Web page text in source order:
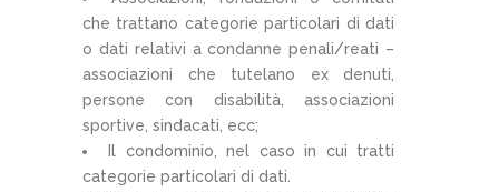
che trattano categorie particolari di dati
o dati relativi a condanne penali/reati –
associazioni che tutelano ex denuti,
persone con disabilità, associazioni
sportive, sindacati, ecc;
Il condominio, nel caso in cui tratti
categorie particolari di dati.